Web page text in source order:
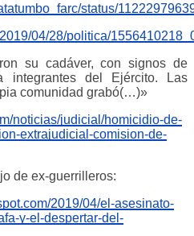
status/
04/28/politica/
su cadáver, con signos de
integrantes del Ejército. Las
comunidad grabó(…)»
noticias/judicial/homicidio-de-
extrajudicial-comision-de-
de ex-guerrilleros:
2019/04/el-asesinato-
y-el-despertar-del-